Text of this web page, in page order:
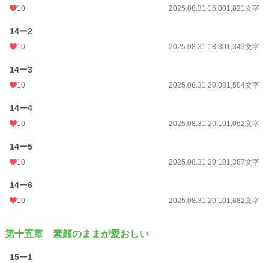
10 2025.08.31 16:001,821文字
14ー2
10 2025.08.31 18:301,343文字
14ー3
10 2025.08.31 20:081,504文字
14ー4
10 2025.08.31 20:101,062文字
14ー5
10 2025.08.31 20:101,387文字
14ー6
10 2025.08.31 20:101,882文字
第十五章 素顔のままが愛おしい
15ー1